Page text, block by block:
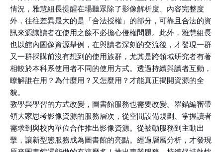
情況，雅慧組長提醒在場聽眾除了影像解析度、內容完整度
外，往往差異最大的是「合法授權」的部分，可靠且合法的資
訊來源讓讀者在使用之餘不必擔心侵權問題。此外，雅慧組長
也以館內圖像資源舉例，在與讀者深刻的交流後，才發現一群
又一群採購前沒有想到的使用族群，尤其是跨領域研究者有著
相較於本科系使用者不同的使用方式。透過持續與讀者互動，
瞭解誰在用？為什麼用？又怎麼用？才能真正揭開資源的全
貌。
教學與學習的方式改變，圖書館服務也需要改變。翠錨編審帶
領大家思考影像資源的服務層次，從空間設備規劃、掌握讀者
需求到與校內單位合作推出影像資源。從被動服務到主動出
擊，讓新型態服務成為圖書館的亮點。經過層層分析，才發現